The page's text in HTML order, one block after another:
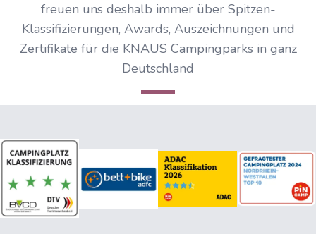
freuen uns deshalb immer über Spitzen-
Klassifizierungen, Awards, Auszeichnungen und
Zertifikate für die KNAUS Campingparks in ganz
Deutschland